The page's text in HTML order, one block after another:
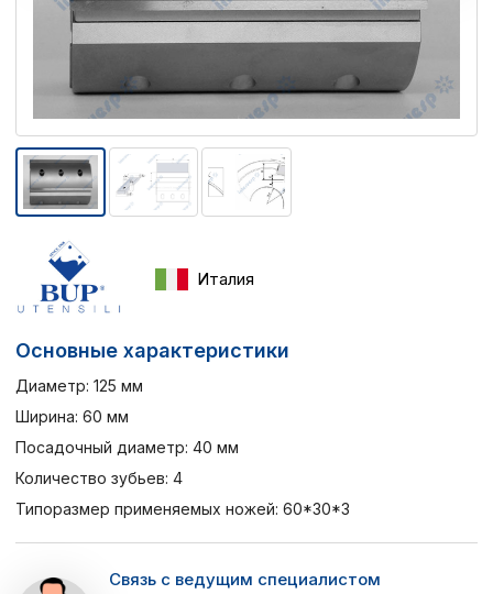
Италия
Основные характеристики
Диаметр: 125 мм
Ширина: 60 мм
Посадочный диаметр: 40 мм
Количество зубьев: 4
Типоразмер применяемых ножей: 60*30*3
Связь с ведущим специалистом